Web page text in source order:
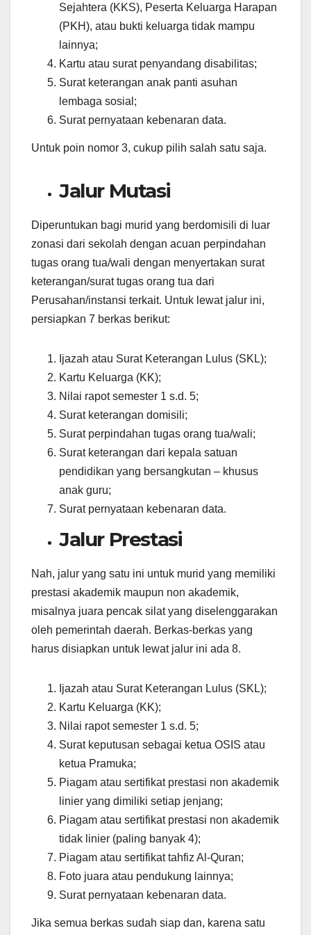
Sejahtera (KKS), Peserta Keluarga Harapan
(PKH), atau bukti keluarga tidak mampu
lainnya;
Kartu atau surat penyandang disabilitas;
Surat keterangan anak panti asuhan
lembaga sosial;
Surat pernyataan kebenaran data.
Untuk poin nomor 3, cukup pilih salah satu saja.
Jalur Mutasi
Diperuntukan bagi murid yang berdomisili di luar
zonasi dari sekolah dengan acuan perpindahan
tugas orang tua/wali dengan menyertakan surat
keterangan/surat tugas orang tua dari
Perusahan/instansi terkait. Untuk lewat jalur ini,
persiapkan 7 berkas berikut:
Ijazah atau Surat Keterangan Lulus (SKL);
Kartu Keluarga (KK);
Nilai rapot semester 1 s.d. 5;
Surat keterangan domisili;
Surat perpindahan tugas orang tua/wali;
Surat keterangan dari kepala satuan
pendidikan yang bersangkutan – khusus
anak guru;
Surat pernyataan kebenaran data.
Jalur Prestasi
Nah, jalur yang satu ini untuk murid yang memiliki
prestasi akademik maupun non akademik,
misalnya juara pencak silat yang diselenggarakan
oleh pemerintah daerah. Berkas-berkas yang
harus disiapkan untuk lewat jalur ini ada 8.
Ijazah atau Surat Keterangan Lulus (SKL);
Kartu Keluarga (KK);
Nilai rapot semester 1 s.d. 5;
Surat keputusan sebagai ketua OSIS atau
ketua Pramuka;
Piagam atau sertifikat prestasi non akademik
linier yang dimiliki setiap jenjang;
Piagam atau sertifikat prestasi non akademik
tidak linier (paling banyak 4);
Piagam atau sertifikat tahfiz Al-Quran;
Foto juara atau pendukung lainnya;
Surat pernyataan kebenaran data.
Jika semua berkas sudah siap dan, karena satu